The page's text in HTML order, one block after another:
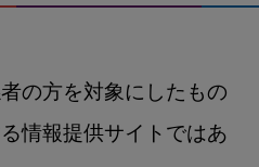
の方を対象にしたもの
情報提供サイトではあ